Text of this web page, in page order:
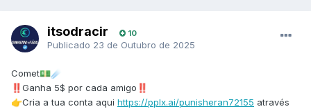
itsodracir 10
Publicado 23 de Outubro de 2025
Comet💵☄️
‼️ Ganha 5$ por cada amigo ‼️
👉Cria a tua conta aqui https://pplx.ai/punisheran72155 através